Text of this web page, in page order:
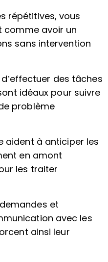
répétitives, vous
comme avoir un
sans intervention
des tâches
idéaux pour suivre
problème
aident à anticiper les
en amont
les traiter
et
avec les
ainsi leur